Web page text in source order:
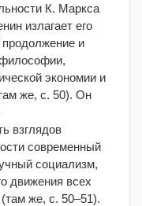
К. Маркса
излагает его
и
экономии и
же, с. 50). Он
взглядов
современный
социализм,
движения всех
же, с. 50‒51).